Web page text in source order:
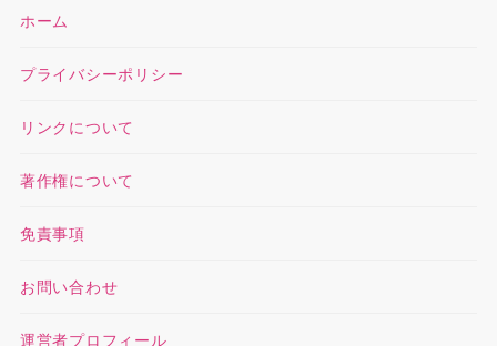
ホーム
プライバシーポリシー
リンクについて
著作権について
免責事項
お問い合わせ
運営者プロフィール